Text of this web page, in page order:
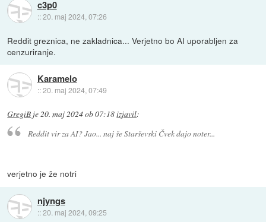
c3p0
::20. maj 2024, 07:26
Reddit greznica, ne zakladnica... Verjetno bo AI uporabljen za
cenzuriranje.
Karamelo
::20. maj 2024, 07:49
GregiB je20. maj 2024 ob 07:18izjavil:
Reddit vir za AI? Jao... naj še Starševski Čvek dajo noter...
verjetno je že notri
njyngs
::20. maj 2024, 09:25